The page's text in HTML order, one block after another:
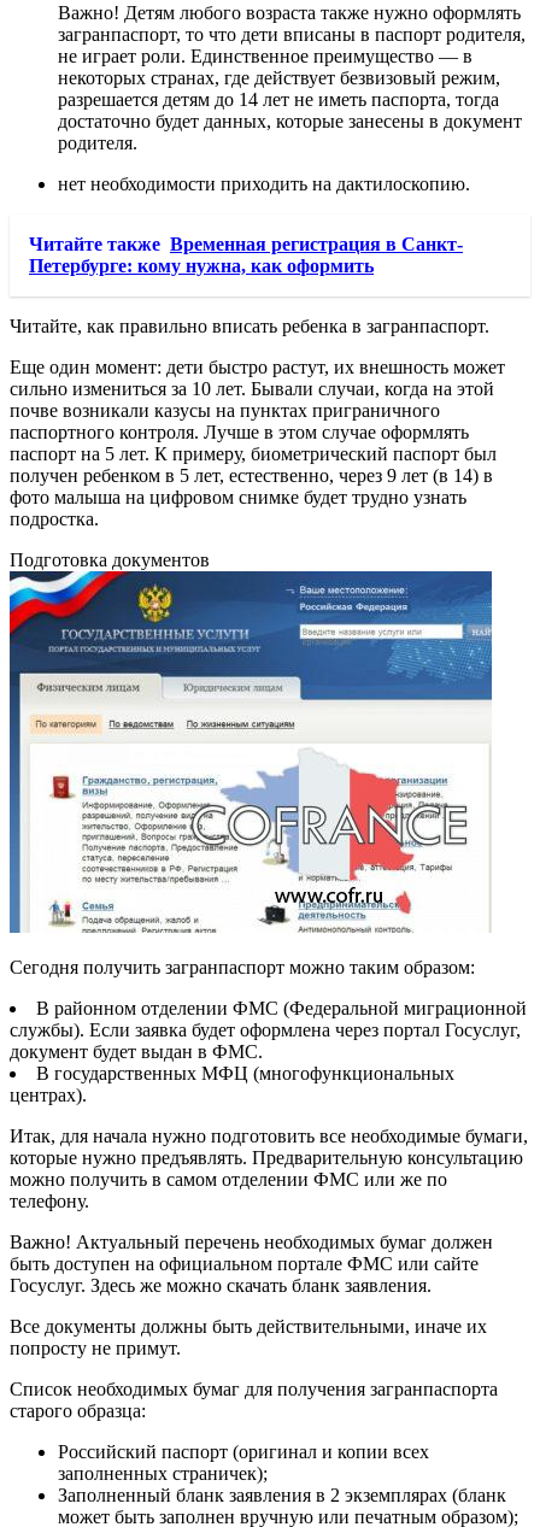
Важно! Детям любого возраста также нужно оформлять
загранпаспорт, то что дети вписаны в паспорт родителя,
не играет роли. Единственное преимущество — в
некоторых странах, где действует безвизовый режим,
разрешается детям до 14 лет не иметь паспорта, тогда
достаточно будет данных, которые занесены в документ
родителя.
нет необходимости приходить на дактилоскопию.
Читайте также Временная регистрация в Санкт-
Петербурге: кому нужна, как оформить
Читайте, как правильно вписать ребенка в загранпаспорт.
Еще один момент: дети быстро растут, их внешность может
сильно измениться за 10 лет. Бывали случаи, когда на этой
почве возникали казусы на пунктах приграничного
паспортного контроля. Лучше в этом случае оформлять
паспорт на 5 лет. К примеру, биометрический паспорт был
получен ребенком в 5 лет, естественно, через 9 лет (в 14) в
фото малыша на цифровом снимке будет трудно узнать
подростка.
Подготовка документов
Сегодня получить загранпаспорт можно таким образом:
В районном отделении ФМС (Федеральной миграционной
службы). Если заявка будет оформлена через портал Госуслуг,
документ будет выдан в ФМС.
В государственных МФЦ (многофункциональных
центрах).
Итак, для начала нужно подготовить все необходимые бумаги,
которые нужно предъявлять. Предварительную консультацию
можно получить в самом отделении ФМС или же по
телефону.
Важно! Актуальный перечень необходимых бумаг должен
быть доступен на официальном портале ФМС или сайте
Госуслуг. Здесь же можно скачать бланк заявления.
Все документы должны быть действительными, иначе их
попросту не примут.
Список необходимых бумаг для получения загранпаспорта
старого образца:
Российский паспорт (оригинал и копии всех
заполненных страничек);
Заполненный бланк заявления в 2 экземплярах (бланк
может быть заполнен вручную или печатным образом);